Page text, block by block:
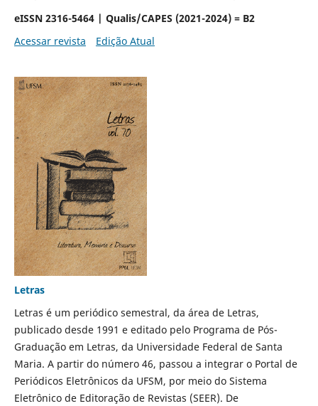
eISSN 2316-5464 | Qualis/CAPES (2021-2024) = B2
Acessar revista
Edição Atual
Letras
Letras é um periódico semestral, da área de Letras,
publicado desde 1991 e editado pelo Programa de Pós-
Graduação em Letras, da Universidade Federal de Santa
Maria. A partir do número 46, passou a integrar o Portal de
Periódicos Eletrônicos da UFSM, por meio do Sistema
Eletrônico de Editoração de Revistas (SEER). De